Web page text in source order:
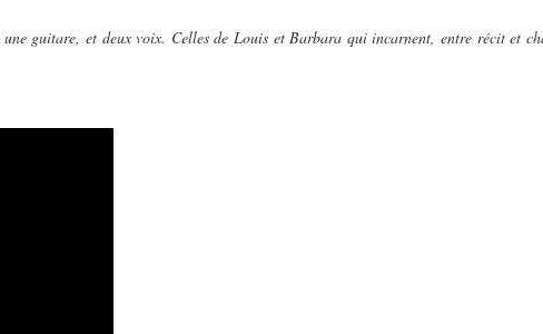
guitare, et deux voix. Celles de Louis et Barbara qui incarnent, entre récit et